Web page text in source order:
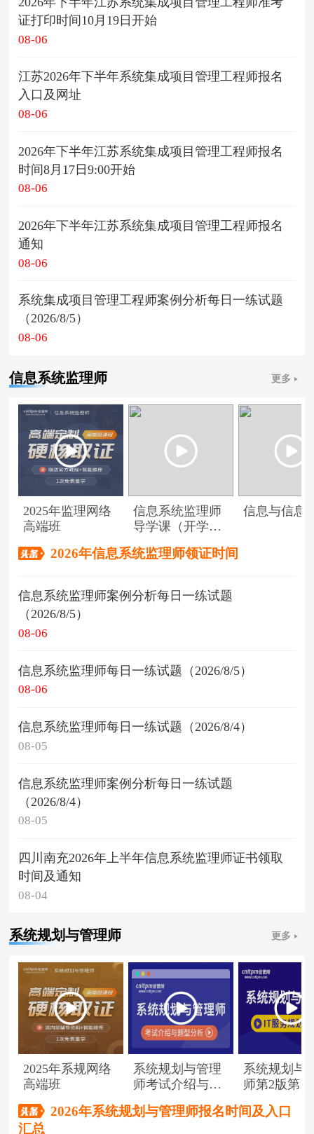
证打印时间10月19日开始
08-06
江苏2026年下半年系统集成项目管理工程师报名
入口及网址
08-06
2026年下半年江苏系统集成项目管理工程师报名
时间8月17日9:00开始
08-06
2026年下半年江苏系统集成项目管理工程师报名
通知
08-06
系统集成项目管理工程师案例分析每日一练试题
（2026/8/5）
08-06
信息系统监理师 更多
2025年监理网络
高端班
信息系统监理师
导学课（开学典
信息与信息
2026年信息系统监理师领证时间
信息系统监理师案例分析每日一练试题
（2026/8/5）
08-06
信息系统监理师每日一练试题（2026/8/5）
08-06
信息系统监理师每日一练试题（2026/8/4）
08-05
信息系统监理师案例分析每日一练试题
（2026/8/4）
08-05
四川南充2026年上半年信息系统监理师证书领取
时间及通知
08-04
系统规划与管理师 更多
2025年系规网络
高端班
系统规划与管理
师考试介绍与题
系统规划与
师第2版第1
2026年系统规划与管理师报名时间及入口
汇总